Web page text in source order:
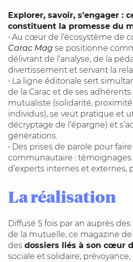
Explorer, savoir, s’engager :
constituent la promesse du
• Au cœur de l’écosystème de
Carac Mag se positionne
délivrant de l’analyse, de la
divertissement et servant la
• La ligne éditoriale sert
de la Carac et de ses adhérents
mutualiste (solidarité,
individus), se veut pratique et
décryptage de l’épargne) et
générations.
• Des prises de parole pour
communautaire : témoignages
d’experts internes et externes,
La réalisation
Diffusé 5 fois par an auprès
de la mutuelle, ce magazine
des dossiers liés à son cœur
sociale et solidaire,